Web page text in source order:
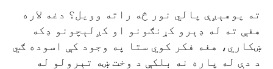
ته پوهېږې پالي نور څه راته وويل؟ دغه لاره
هغې ته له ډېرو کړنګونو او کږلېچونو ډکه
ښکاري، هغه فکر کوي ستا په وجود کې اسوده ګي
د دې له پاره نه بلکې د وخت ښه تېرولو له